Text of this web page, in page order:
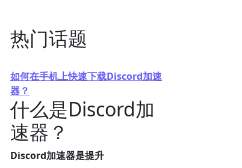
热门话题
如何在手机上快速下载Discord加速
器？
什么是Discord加
速器？
Discord加速器是提升